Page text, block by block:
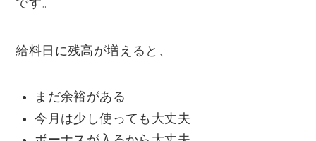
です。
給料日に残高が増えると、
まだ余裕がある
今月は少し使っても大丈夫